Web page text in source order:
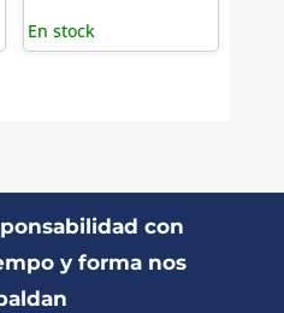
En stock
con
y forma nos